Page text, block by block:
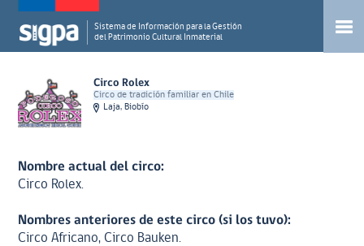
Sistema de Información para la Gestión
del Patrimonio Cultural Inmaterial
Circo Rolex
Circo de tradición familiar en Chile
Laja, Biobío
Nombre actual del circo:
Circo Rolex.
Nombres anteriores de este circo (si los tuvo):
Circo Africano, Circo Bauken.